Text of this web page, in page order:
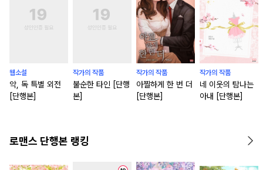
웹소설
악, 독 특별 외전
[단행본]
작가의 작품
불순한 타인 [단행
본]
작가의 작품
아찔하게 한 번 더
[단행본]
작가의 작품
네 이웃의 탐나는
아내 [단행본]
로맨스 단행본 랭킹